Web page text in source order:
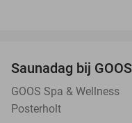
TODAY
Saunadag bij
GOOS Spa & Wellness
Posterholt